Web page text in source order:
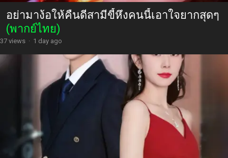
อย่ามาง้อให้คืนดีสามีขี้หึงคนนี้เอาใจยากสุดๆ
(พากย์ไทย)
37 views · 1 day ago